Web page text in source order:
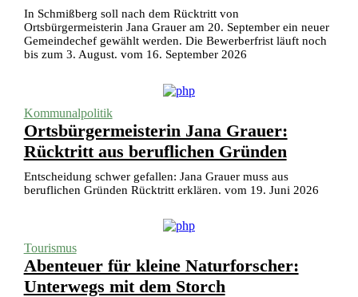
In Schmißberg soll nach dem Rücktritt von
Ortsbürgermeisterin Jana Grauer am 20. September ein neuer
Gemeindechef gewählt werden. Die Bewerberfrist läuft noch
bis zum 3. August. vom 16. September 2026
Kommunalpolitik
Ortsbürgermeisterin Jana Grauer:
Rücktritt aus beruflichen Gründen
Entscheidung schwer gefallen: Jana Grauer muss aus
beruflichen Gründen Rücktritt erklären. vom 19. Juni 2026
Tourismus
Abenteuer für kleine Naturforscher:
Unterwegs mit dem Storch